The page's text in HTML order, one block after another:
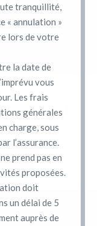
tranquillité,
« annulation »
lors de votre
la date de
vous
Les frais
générales
charge, sous
l’assurance.
prend pas en
proposées.
doit
un délai de 5
auprès de